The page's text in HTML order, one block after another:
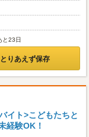
と23日
とりあえず保存
イト>こどもたちと
経験OK！